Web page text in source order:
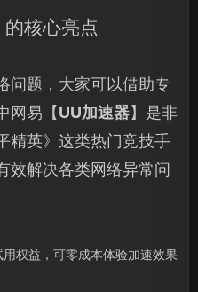
的核心亮点
问题，大家可以借助专
网易【UU加速器】是非
精英》这类热门竞技手
效解决各类网络异常问
用权益，可零成本体验加速效果